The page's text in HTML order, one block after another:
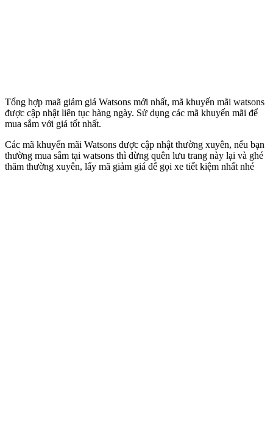
Tổng hợp maã giảm giá Watsons mới nhất, mã khuyến mãi watsons
được cập nhật liên tục hàng ngày. Sử dụng các mã khuyến mãi để
mua sắm với giá tốt nhất.
Các mã khuyến mãi Watsons được cập nhật thường xuyên, nếu bạn
thường mua sắm tại watsons thì đừng quên lưu trang này lại và ghé
thăm thường xuyên, lấy mã giảm giá để gọi xe tiết kiệm nhất nhé